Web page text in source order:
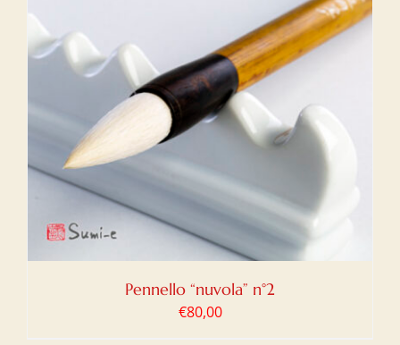
Pennello “nuvola” n°2
€80,00